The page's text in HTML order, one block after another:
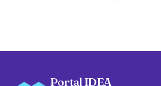
Portal IDEA